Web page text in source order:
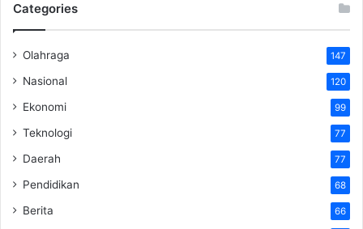
Categories
Olahraga 147
Nasional 120
Ekonomi 99
Teknologi 77
Daerah 77
Pendidikan 68
Berita 66